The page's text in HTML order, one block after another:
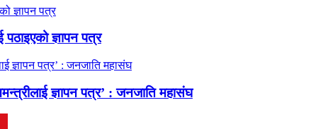
ज्ञापन पत्र
ज्ञापन पत्र’ : जनजाति महासंघ